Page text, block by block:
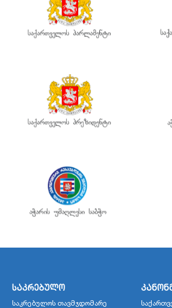
საკრებულო
საკრებულოს თავმჯდომარე